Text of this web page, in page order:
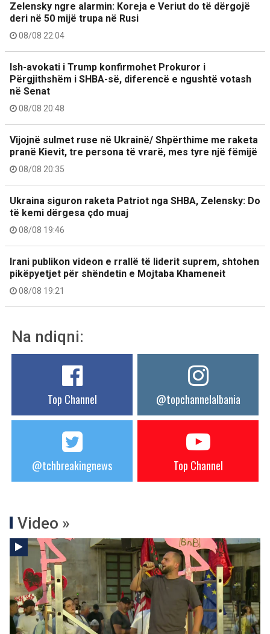
Zelensky ngre alarmin: Koreja e Veriut do të dërgojë
deri në 50 mijë trupa në Rusi
08/08 22:04
Ish-avokati i Trump konfirmohet Prokuror i
Përgjithshëm i SHBA-së, diferencë e ngushtë votash
në Senat
08/08 20:48
Vijojnë sulmet ruse në Ukrainë/ Shpërthime me raketa
pranë Kievit, tre persona të vrarë, mes tyre një fëmijë
08/08 20:35
Ukraina siguron raketa Patriot nga SHBA, Zelensky: Do
të kemi dërgesa çdo muaj
08/08 19:46
Irani publikon videon e rrallë të liderit suprem, shtohen
pikëpyetjet për shëndetin e Mojtaba Khameneit
08/08 19:21
Na ndiqni:
Top Channel @topchannelalbania
@tchbreakingnews Top Channel
Video »